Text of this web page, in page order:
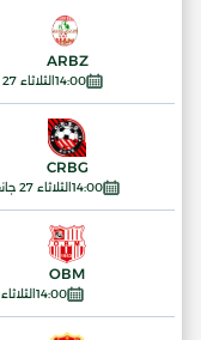
14:00الثلاثاء 27 جانفي 2026
ARBZ
14:00الثلاثاء 27 جانفي 2026
CRBG
14:00الثلاثاء 27 جانفي 2026
OBM